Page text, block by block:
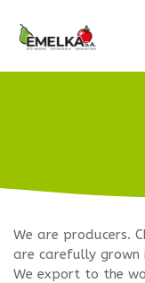
We are producers.
are carefully grown
We export to the